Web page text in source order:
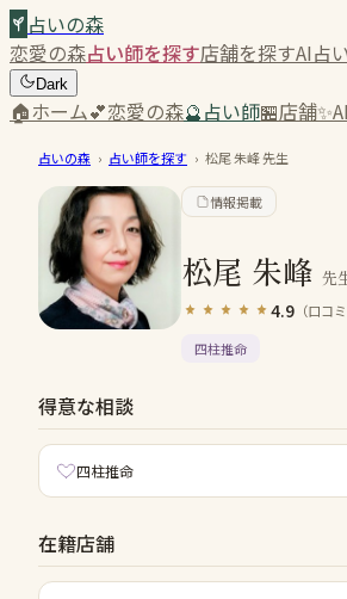
占いの森
恋愛の森占い師を探す店舗を探すAI占
Dark
🏠ホーム💕恋愛の森🔮占い師🏪店舗✨
占いの森 › 占い師を探す › 松尾 朱峰先生
情報掲載
松尾 朱峰 先
4.9 （口コミ
四柱推命
得意な相談
四柱推命
在籍店舗